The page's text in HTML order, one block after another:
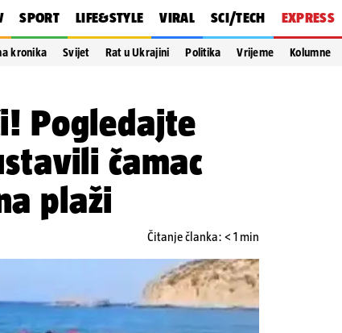
SPORT LIFE&STYLE VIRAL SCI/TECH EXPRESS
kronika Svijet Rat u Ukrajini Politika Vrijeme Kolumne
Pogledajte
čamac
plaži
Čitanje članka: < 1 min